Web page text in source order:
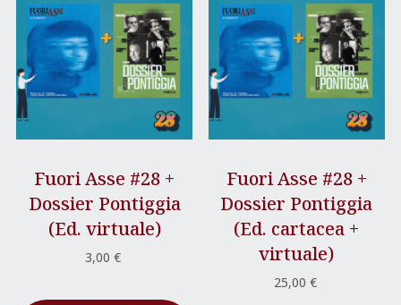
Fuori Asse #28 +
Dossier Pontiggia
(Ed. virtuale)
3,00€
Fuori Asse #28 +
Dossier Pontiggia
(Ed. cartacea +
virtuale)
25,00 €